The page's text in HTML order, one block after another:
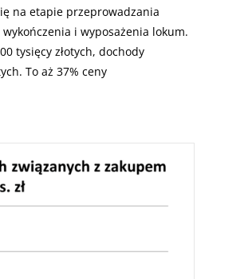
na etapie przeprowadzania
i wyposażenia lokum.
tysięcy złotych, dochody
To aż 37% ceny